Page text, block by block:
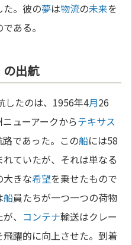
た。彼の夢は物流の未来を
ある。
出航
したのは、1956年4月26
ューアークからテキサス
であった。この船には58
ていたが、それは単なる
大きな希望を乗せたもので
船員たちが一つ一つの荷物
、 コンテナ輸送はクレー
躍的に向上させた。到着